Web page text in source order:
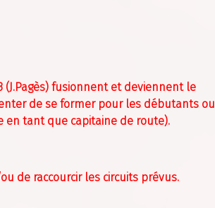
(J.Pagès) fusionnent et deviennent le
de se former pour les débutants ou
en tant que capitaine de route).
de raccourcir les circuits prévus.